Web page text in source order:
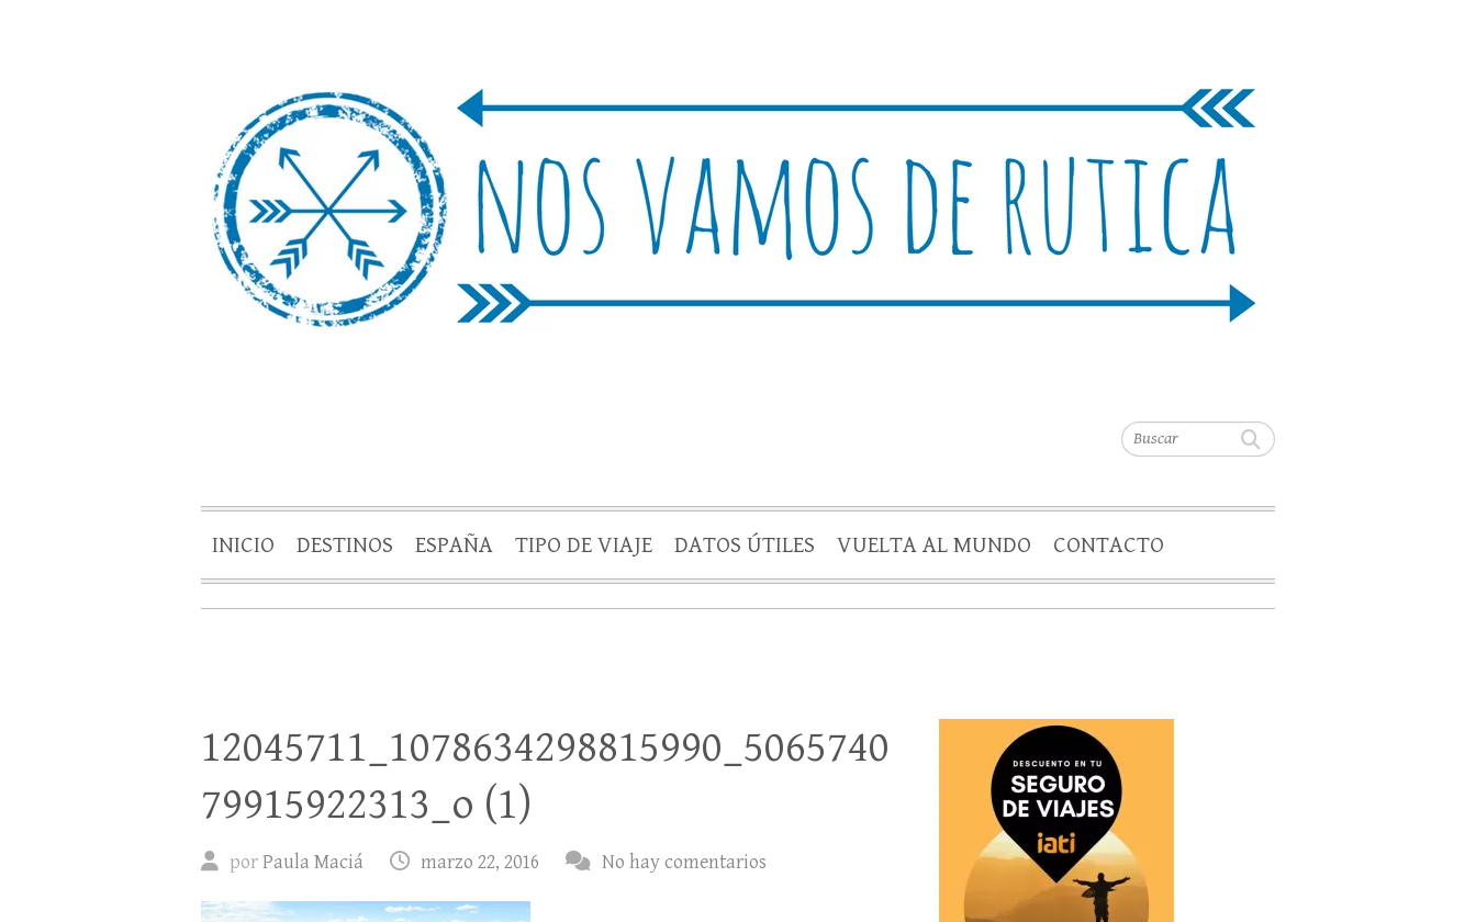
Buscar
Nos Vamos de Rutica
Un blog de viajes donde se comparte experiencias, trucos y consejos.
INICIO DESTINOS ESPAÑA TIPO DE VIAJE DATOS ÚTILES VUELTA AL MUNDO CONTACTO
12045711_1078634298815990_5065740
79915922313_o (1)
porPaula Maciá marzo 22, 2016 No hay comentarios